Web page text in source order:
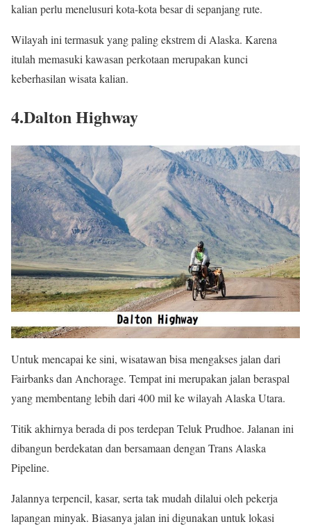
kalian perlu menelusuri kota-kota besar di sepanjang rute.
Wilayah ini termasuk yang paling ekstrem di Alaska. Karena
itulah memasuki kawasan perkotaan merupakan kunci
keberhasilan wisata kalian.
4.Dalton Highway
Untuk mencapai ke sini, wisatawan bisa mengakses jalan dari
Fairbanks dan Anchorage. Tempat ini merupakan jalan beraspal
yang membentang lebih dari 400 mil ke wilayah Alaska Utara.
Titik akhirnya berada di pos terdepan Teluk Prudhoe. Jalanan ini
dibangun berdekatan dan bersamaan dengan Trans Alaska
Pipeline.
Jalannya terpencil, kasar, serta tak mudah dilalui oleh pekerja
lapangan minyak. Biasanya jalan ini digunakan untuk lokasi